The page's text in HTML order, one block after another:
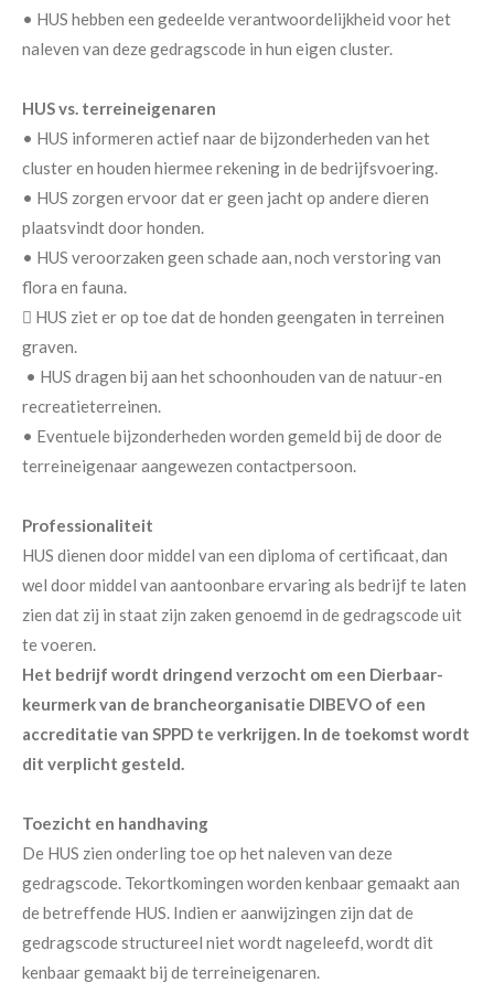
• HUS hebben een gedeelde verantwoordelijkheid voor het
naleven van deze gedragscode in hun eigen cluster.
HUS vs. terreineigenaren
• HUS informeren actief naar de bijzonderheden van het
cluster en houden hiermee rekening in de bedrijfsvoering.
• HUS zorgen ervoor dat er geen jacht op andere dieren
plaatsvindt door honden.
• HUS veroorzaken geen schade aan, noch verstoring van
flora en fauna.
 HUS ziet er op toe dat de honden geengaten in terreinen
graven.
• HUS dragen bij aan het schoonhouden van de natuur-en
recreatieterreinen.
• Eventuele bijzonderheden worden gemeld bij de door de
terreineigenaar aangewezen contactpersoon.
Professionaliteit
HUS dienen door middel van een diploma of certificaat, dan
wel door middel van aantoonbare ervaring als bedrijf te laten
zien dat zij in staat zijn zaken genoemd in de gedragscode uit
te voeren.
Het bedrijf wordt dringend verzocht om een Dierbaar-
keurmerk van de brancheorganisatie DIBEVO of een
accreditatie van SPPD te verkrijgen. In de toekomst wordt
dit verplicht gesteld.
Toezicht en handhaving
De HUS zien onderling toe op het naleven van deze
gedragscode. Tekortkomingen worden kenbaar gemaakt aan
de betreffende HUS. Indien er aanwijzingen zijn dat de
gedragscode structureel niet wordt nageleefd, wordt dit
kenbaar gemaakt bij de terreineigenaren.